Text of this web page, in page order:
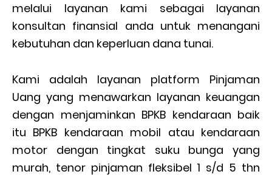
melalui layanan kami sebagai layanan
konsultan finansial anda untuk menangani
kebutuhan dan keperluan dana tunai.
Kami adalah layanan platform Pinjaman
Uang yang menawarkan layanan keuangan
dengan menjaminkan BPKB kendaraan baik
itu BPKB kendaraan mobil atau kendaraan
motor dengan tingkat suku bunga yang
murah, tenor pinjaman fleksibel 1 s/d 5 thn